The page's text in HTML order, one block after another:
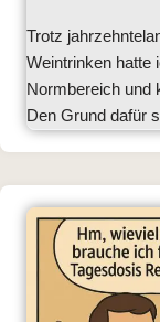
Trotz
Weintrinken hatte
Normbereich und
Den Grund dafür